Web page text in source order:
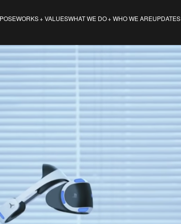
WORKS VALUESWHAT WE DO WHO WE AREUPDATES